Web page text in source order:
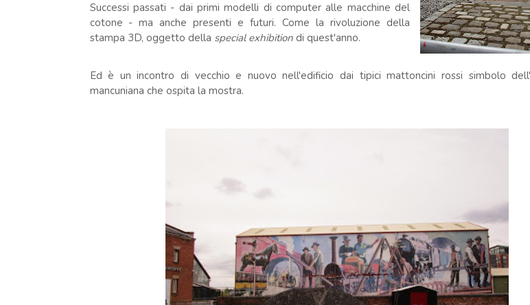
Successi passati - dai primi modelli di computer alle macchine del
cotone - ma anche presenti e futuri. Come la rivoluzione della
stampa 3D, oggetto della special exhibitiondi quest'anno.
Ed è un incontro di vecchio e nuovo nell'edificio dai tipici mattoncini rossi simbolo
mancuniana che ospita la mostra.